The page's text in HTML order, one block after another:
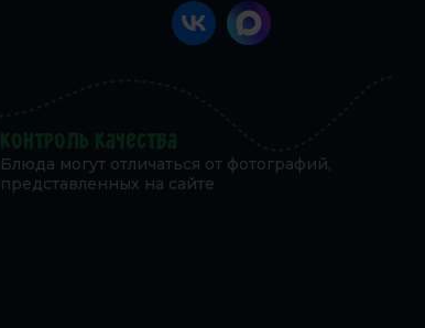
Контроль качества
Блюда могут отличаться от фотографий,
представленных на сайте